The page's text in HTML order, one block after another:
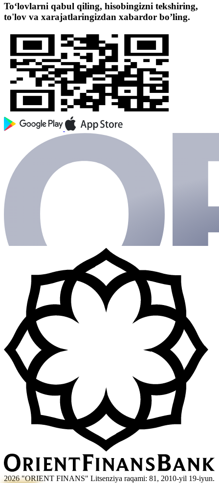
To‘lovlarni qabul qiling, hisobingizni tekshiring,
to'lov va xarajatlaringizdan xabardor bo’ling.
2026 "ORIENT FINANS" Litsenziya raqami: 81, 2010-yil 19-iyun.